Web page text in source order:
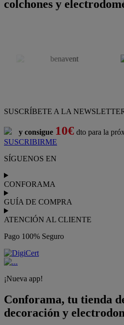
colchones y
SUSCRÍBETE A LA
y consigue 10€ dto para la
SUSCRIBIRME
SÍGUENOS EN
CONFORAMA
GUÍA DE COMPRA
ATENCIÓN AL CLIENTE
Pago 100% Seguro
¡Nueva app!
Conforama, tu tienda
decoración y